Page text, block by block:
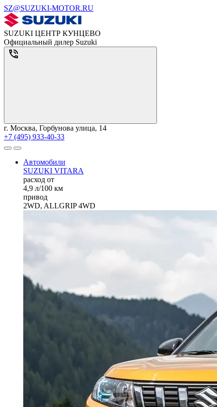
SZ@SUZUKI-MOTOR.RU
SUZUKI ЦЕНТР КУНЦЕВО
Официальный дилер Suzuki
г. Москва, Горбунова улица, 14
+7 (495) 933-40-33
Автомобили
SUZUKI VITARA
расход от
4,9 л/100 км
привод
2WD, ALLGRIP 4WD